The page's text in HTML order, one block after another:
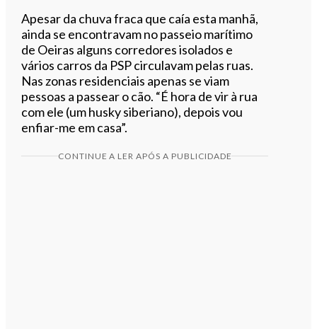
Apesar da chuva fraca que caía esta manhã,
ainda se encontravam no passeio marítimo
de Oeiras alguns corredores isolados e
vários carros da PSP circulavam pelas ruas.
Nas zonas residenciais apenas se viam
pessoas a passear o cão. “É hora de vir à rua
com ele (um husky siberiano), depois vou
enfiar-me em casa”.
CONTINUE A LER APÓS A PUBLICIDADE